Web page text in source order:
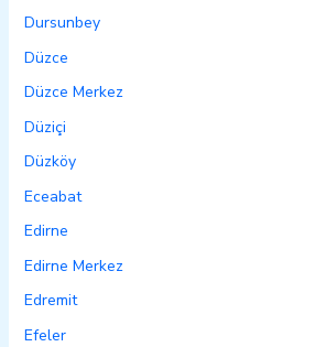
Dursunbey
Düzce
Düzce Merkez
Düziçi
Düzköy
Eceabat
Edirne
Edirne Merkez
Edremit
Efeler